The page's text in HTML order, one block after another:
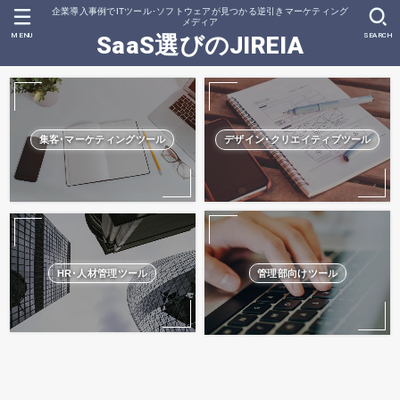
企業導入事例でITツール･ソフトウェアが見つかる逆引きマーケティング
メディア
SaaS選びのJIREIA SEARCH
MENU
集客･マーケティングツール デザイン･クリエイティブツール
HR･人材管理ツール 管理部向けツール